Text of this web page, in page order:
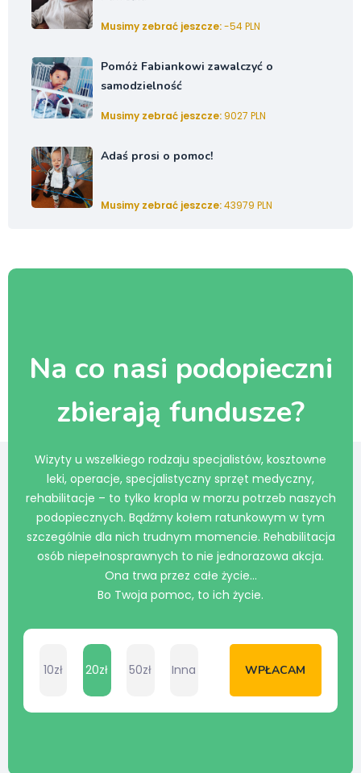
Musimy zebrać jeszcze:-54 PLN
Pomóż Fabiankowi zawalczyć o
samodzielność
Musimy zebrać jeszcze:9027 PLN
Adaś prosi o pomoc!
Musimy zebrać jeszcze:43979 PLN
Na co nasi podopieczni
zbierają fundusze?
Wizyty u wszelkiego rodzaju specjalistów, kosztowne
leki, operacje, specjalistyczny sprzęt medyczny,
rehabilitacje – to tylko kropla w morzu potrzeb naszych
podopiecznych. Bądźmy kołem ratunkowym w tym
szczególnie dla nich trudnym momencie. Rehabilitacja
osób niepełnosprawnych to nie jednorazowa akcja.
Ona trwa przez całe życie…
Bo Twoja pomoc, to ich życie.
10zł 20zł 50zł Inna WPŁACAM